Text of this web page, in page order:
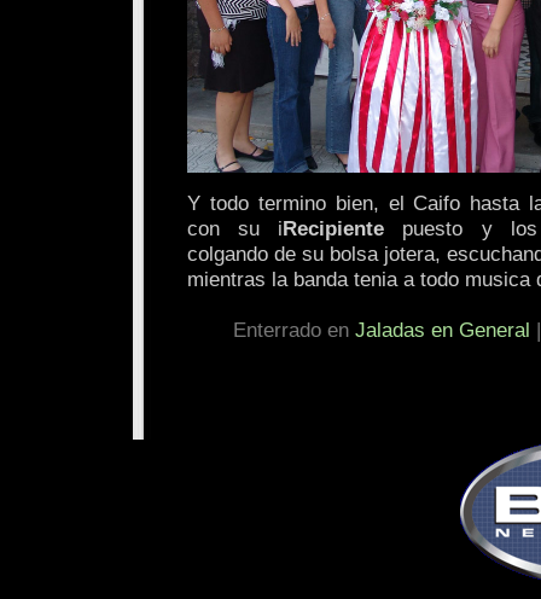
Y todo termino bien, el Caifo hasta
con su iRecipiente puesto y los
colgando de su bolsa jotera,
mientras la banda tenia a todo musica
Enterrado en Jaladas en General